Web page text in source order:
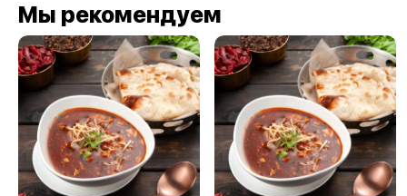
Мы рекомендуем